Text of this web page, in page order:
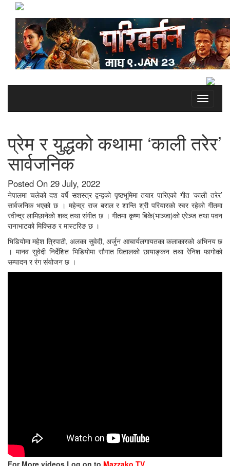
Toggle
प्रेम र युद्धको कथामा ‘काली तरेर’
सार्वजनिक
Posted On 29 July, 2022
नेपालमा चलेको दश वर्षे सशस्त्र द्वन्द्वको पृष्ठभूमिमा तयार पारिएको गीत ‘काली तरेर’
सार्वजनिक भएको छ । महेन्द्र राज बराल र शान्ति श्री परियारको स्वर रहेको गीतमा
रवीन्द्र लामिछानेको शब्द तथा संगीत छ । गीतमा कृष्ण बिके(भाञ्जा)को एरेञ्ज तथा पवन
रानाभाटको मिक्सिङ र मास्टरिङ छ ।
भिडियोमा महेश त्रिपाठी, अलका सुवेदी, अर्जुन आचार्यलगायतका कलाकारको अभिनय छ
। मानव सुवेदी निर्देशित भिडियोमा सौगात धितालको छायाङ्कन तथा रेनिश फागोको
सम्पादन र रंग संयोजन छ ।
For More videos Log on to Mazzako TV